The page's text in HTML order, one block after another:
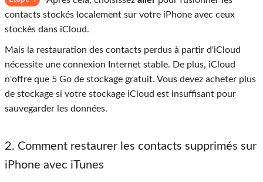
contacts stockés localement sur votre iPhone avec ceux
stockés dans iCloud.
Mais la restauration des contacts perdus à partir d'iCloud
nécessite une connexion Internet stable. De plus, iCloud
n'offre que 5 Go de stockage gratuit. Vous devez acheter plus
de stockage si votre stockage iCloud est insuffisant pour
sauvegarder les données.
2. Comment restaurer les contacts supprimés sur
iPhone avec iTunes